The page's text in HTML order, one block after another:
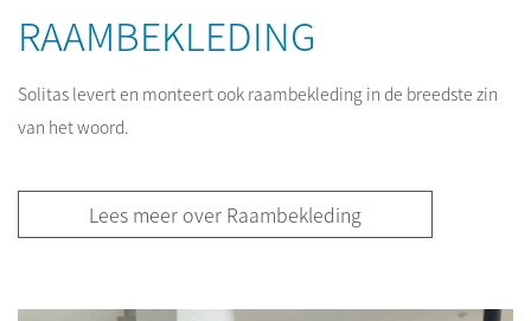
RAAMBEKLEDING
Solitas levert en monteert ook raambekleding in de breedste zin
van het woord.
Lees meer over Raambekleding